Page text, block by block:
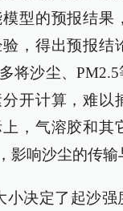
型的预报结果
，得出预报结
将沙尘、
开计算，难以
，气溶胶和其
影响沙尘的传输
小决定了起沙强